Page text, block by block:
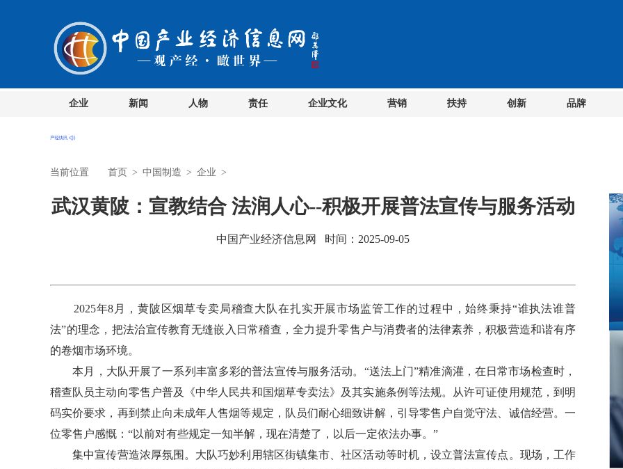
企业 新闻 人物 责任 企业文化 营销 扶持 创新 品牌
当前位置 首页 > 中国制造 > 企业 >
武汉黄陂：宣教结合 法润人心--积极开展普法宣传与服务活动
中国产业经济信息网 时间：2025-09-05
2025年8月，黄陂区烟草专卖局稽查大队在扎实开展市场监管工作的过程中，始终秉持“谁执法谁普
法”的理念，把法治宣传教育无缝嵌入日常稽查，全力提升零售户与消费者的法律素养，积极营造和谐有序
的卷烟市场环境。
本月，大队开展了一系列丰富多彩的普法宣传与服务活动。“送法上门”精准滴灌，在日常市场检查时，
稽查队员主动向零售户普及《中华人民共和国烟草专卖法》及其实施条例等法规。从许可证使用规范，到明
码实价要求，再到禁止向未成年人售烟等规定，队员们耐心细致讲解，引导零售户自觉守法、诚信经营。一
位零售户感慨：“以前对有些规定一知半解，现在清楚了，以后一定依法办事。”
集中宣传营造浓厚氛围。大队巧妙利用辖区街镇集市、社区活动等时机，设立普法宣传点。现场，工作